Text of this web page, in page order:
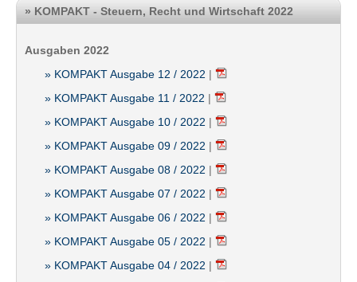
» KOMPAKT - Steuern, Recht und Wirtschaft 2022
Ausgaben 2022
» KOMPAKT Ausgabe 12 / 2022 |
» KOMPAKT Ausgabe 11 / 2022 |
» KOMPAKT Ausgabe 10 / 2022 |
» KOMPAKT Ausgabe 09 / 2022 |
» KOMPAKT Ausgabe 08 / 2022 |
» KOMPAKT Ausgabe 07 / 2022 |
» KOMPAKT Ausgabe 06 / 2022 |
» KOMPAKT Ausgabe 05 / 2022 |
» KOMPAKT Ausgabe 04 / 2022 |